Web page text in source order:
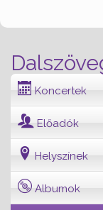
Koncertek
Előadók
Helyszínek
Albumok